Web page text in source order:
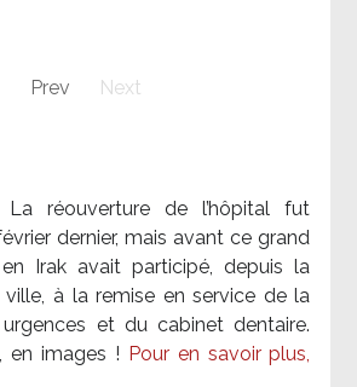
Prev Next
La réouverture de l’hôpital fut
dernier, mais avant ce grand
en Irak avait participé, depuis la
à la remise en service de la
et du cabinet dentaire.
en images ! Pour en savoir plus,